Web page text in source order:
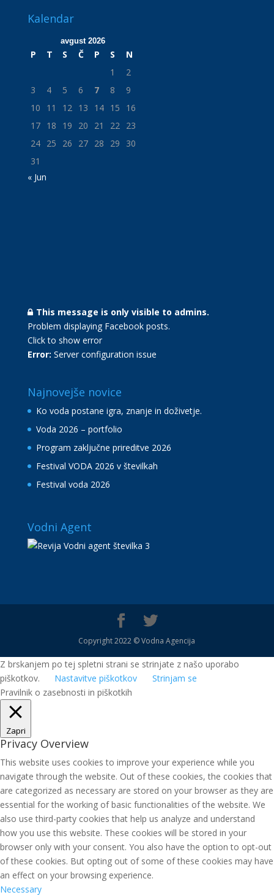
Kalendar
avgust 2026
P T S Č P S
N
1
2
3
4 5 6 7 8
9
10
11 12 13 14 15
16
17 18 19 20 21 22 23
24 25 26 27 28 29
30
31
« Jun
This message is only visible to admins.
Problem displaying Facebook posts.
Click to show error
Error: Server configuration issue
Najnovejše novice
Ko voda postane igra, znanje in doživetje.
Voda 2026 – portfolio
Program zaključne prireditve 2026
Festival VODA 2026 v številkah
Festival voda 2026
Vodni Agent
Copyright 2022 © Vodna Agencija
Z brskanjem po tej spletni strani se strinjate z našo uporabo
piškotkov.
Nastavitve piškotkov
Strinjam se
Pravilnik o zasebnosti in piškotkih
Zapri
Privacy Overview
This website uses cookies to improve your experience while you
navigate through the website. Out of these cookies, the cookies that
are categorized as necessary are stored on your browser as they are
essential for the working of basic functionalities of the website. We
also use third-party cookies that help us analyze and understand
how you use this website. These cookies will be stored in your
browser only with your consent. You also have the option to opt-out
of these cookies. But opting out of some of these cookies may have
an effect on your browsing experience.
Necessary